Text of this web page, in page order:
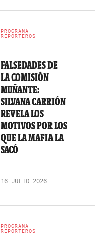
PROGRAMA
REPORTEROS
FALSEDADES DE
LA COMISIÓN
MUÑANTE:
SILVANA CARRIÓN
REVELA LOS
MOTIVOS POR LOS
QUE LA MAFIA LA
SACÓ
16 JULIO 2026
PROGRAMA
REPORTEROS